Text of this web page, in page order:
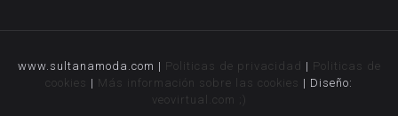
www.sultanamoda.com | Politicas de privacidad | Politicas de
cookies | Más información sobre las cookies | Diseño:
veovirtual.com
;)